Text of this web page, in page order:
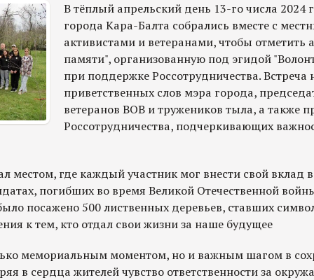
В тёплый апрельский день 13-го числа 2024
города Кара-Балта собрались вместе с
активистами и ветеранами, чтобы отметить
памяти", организованную под эгидой
при поддержке Россотрудничества. Встреча
приветственных слов мэра города,
ветеранов ВОВ и тружеников тыла, а также
Россотрудничества, подчеркивающих
местом, где каждый участник мог внести свой вклад
погибших во время Великой Отечественной
посажено 500 лиственных деревьев, ставших
к тем, кто отдал свои жизни за наше будущее
мемориальным моментом, но и важным шагом в
в сердца жителей чувство ответственности за